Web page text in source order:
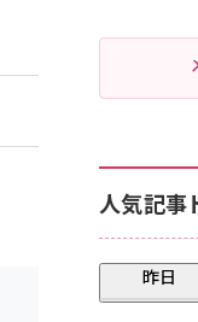
人気記事
昨日